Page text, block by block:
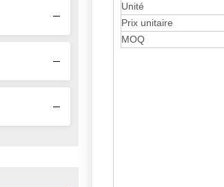
Unité
Prix ​​unitaire
MOQ